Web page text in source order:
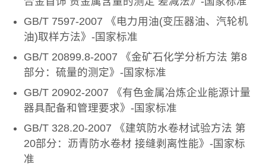
GB/T 7597-2007 《电力用油(变压器油、汽轮机
油)取样方法》-国家标准
GB/T 20899.8-2007 《金矿石化学分析方法 第8
部分：硫量的测定》-国家标准
GB/T 20902-2007 《有色金属冶炼企业能源计量
器具配备和管理要求》-国家标准
GB/T 328.20-2007 《建筑防水卷材试验方法 第
20部分：沥青防水卷材 接缝剥离性能》-国家标
准